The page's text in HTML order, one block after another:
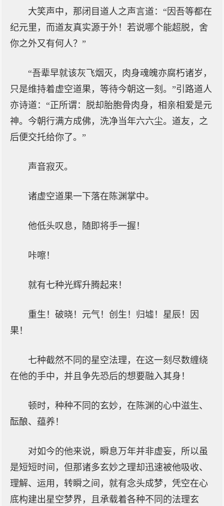
大笑声中，那闭目道人之声言道：“因吾等都在
纪元里，而道友真实源于外！若说哪个能超脱，舍
你之外又有何人？”
“吾辈早就该灰飞烟灭，肉身魂魄亦腐朽诸岁，
只是维持着虚空道果，等待今朝这一刻。”引路道人
亦诗道：“正所谓：脱却胎胞骨肉身，相亲相爱是元
神。今朝行满方成佛，洗净当年六六尘。道友，之
后便交托给你了。”
声音寂灭。
诸虚空道果一下落在陈渊掌中。
他低头叹息，随即将手一握！
咔嚓！
就有七种光辉升腾起来！
重生！破晓！元气！创生！归墟！星辰！因
果！
七种截然不同的星空法理，在这一刻尽数缠绕
在他的手中，并且争先恐后的想要融入其身！
顿时，种种不同的玄妙，在陈渊的心中滋生、
酝酿、蕴养！
对如今的他来说，瞬息万年并非虚妄，所以虽
是短短时间，但那诸多玄妙之理却迅速被他吸收、
理解、运用，转瞬之间，就有念头成梦，凭空在心
底构建出星空梦界，且承载着各种不同的法理玄